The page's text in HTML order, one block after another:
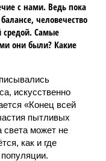
с нами. Ведь пока
человечество
средой. Самые
они были? Какие
искусственно
«Конец всей
пытливых
света может не
как и где